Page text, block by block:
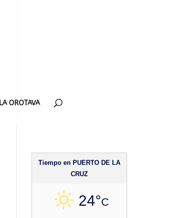
LA OROTAVA
Tiempo en PUERTO DE LA
CRUZ
24°C